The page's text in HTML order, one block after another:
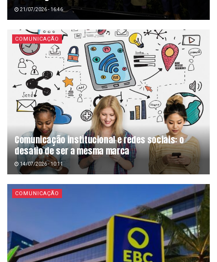
21/07/2026 - 16:46
COMUNICAÇÃO
Comunicação institucional e redes sociais: o
desafio de ser a mesma marca
14/07/2026 - 10:11
COMUNICAÇÃO